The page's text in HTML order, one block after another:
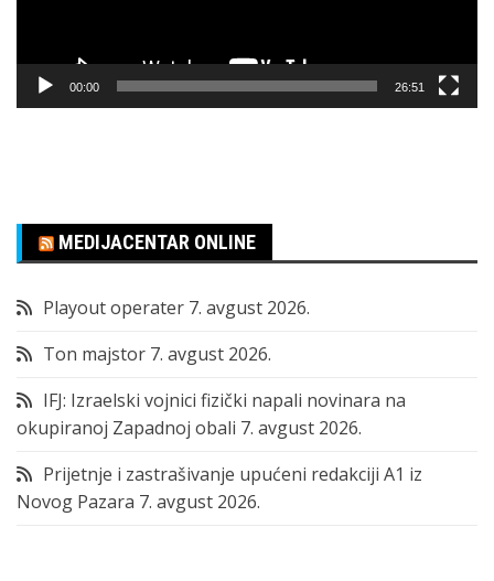
00:00 26:51
MEDIJACENTAR ONLINE
Playout operater 7. avgust 2026.
Ton majstor 7. avgust 2026.
IFJ: Izraelski vojnici fizički napali novinara na
okupiranoj Zapadnoj obali 7. avgust 2026.
Prijetnje i zastrašivanje upućeni redakciji A1 iz
Novog Pazara 7. avgust 2026.